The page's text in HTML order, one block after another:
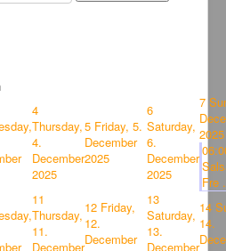
4
Thursday,
4.
December
2025
5 Friday, 5.
December
2025
6
Saturday,
6.
December
2025
7
2025
Fre
11
Thursday,
11.
December
12 Friday,
12.
December
13
Saturday,
13.
December
14
14.